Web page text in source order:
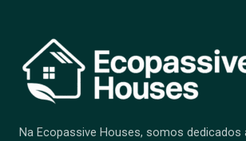
Na Ecopassive Houses, somos dedicados